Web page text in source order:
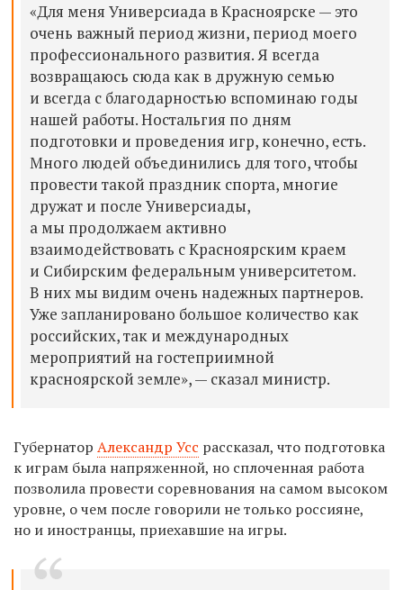
«Для меня Универсиада в Красноярске — это
очень важный период жизни, период моего
профессионального развития. Я всегда
возвращаюсь сюда как в дружную семью
и всегда с благодарностью вспоминаю годы
нашей работы. Ностальгия по дням
подготовки и проведения игр, конечно, есть.
Много людей объединились для того, чтобы
провести такой праздник спорта, многие
дружат и после Универсиады,
а мы продолжаем активно
взаимодействовать с Красноярским краем
и Сибирским федеральным университетом.
В них мы видим очень надежных партнеров.
Уже запланировано большое количество как
российских, так и международных
мероприятий на гостеприимной
красноярской земле», — сказал министр.
Губернатор Александр Усс рассказал, что подготовка
к играм была напряженной, но сплоченная работа
позволила провести соревнования на самом высоком
уровне, о чем после говорили не только россияне,
но и иностранцы, приехавшие на игры.